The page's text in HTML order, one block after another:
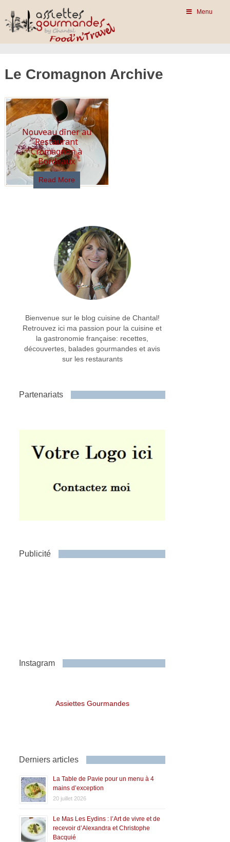
Menu
Le Cromagnon Archive
Nouveau dîner au
Restaurant
Cromagnon à
Bordeaux
Read More
Bienvenue sur le blog cuisine de Chantal!
Retrouvez ici ma passion pour la cuisine et
la gastronomie française: recettes,
découvertes, balades gourmandes et avis
sur les restaurants
Partenariats
Publicité
Instagram
Assiettes Gourmandes
Derniers articles
La Table de Pavie pour un menu à 4
mains d’exception
20 juillet 2026
Le Mas Les Eydins : l’Art de vivre et de
recevoir d’Alexandra et Christophe
Bacquié